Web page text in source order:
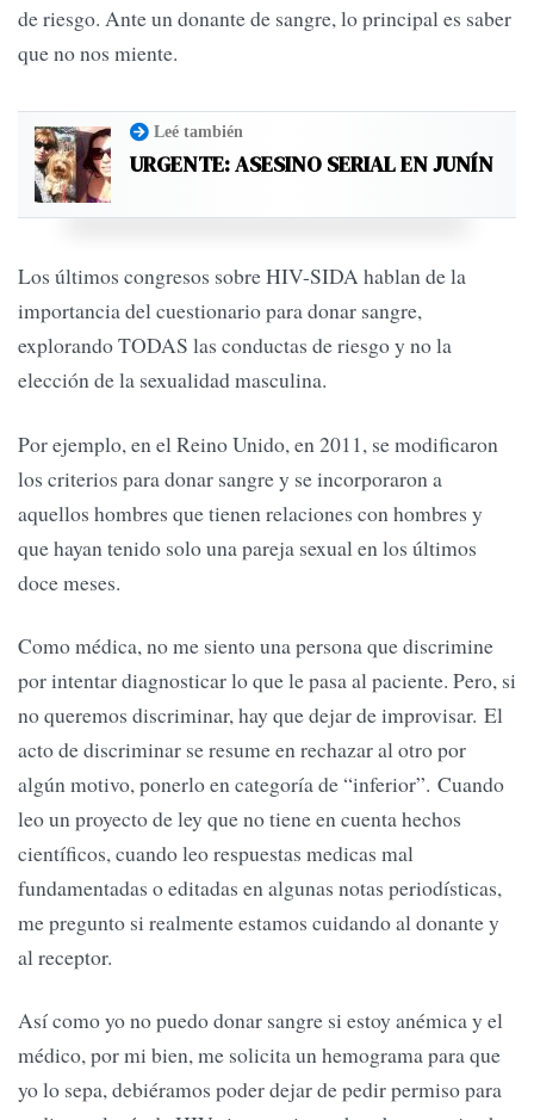
de riesgo. Ante un donante de sangre, lo principal es saber
que no nos miente.
Leé también
URGENTE: ASESINO SERIAL EN JUNÍN
Los últimos congresos sobre HIV-SIDA hablan de la
importancia del cuestionario para donar sangre,
explorando TODAS las conductas de riesgo y no la
elección de la sexualidad masculina.
Por ejemplo, en el Reino Unido, en 2011, se modificaron
los criterios para donar sangre y se incorporaron a
aquellos hombres que tienen relaciones con hombres y
que hayan tenido solo una pareja sexual en los últimos
doce meses.
Como médica, no me siento una persona que discrimine
por intentar diagnosticar lo que le pasa al paciente. Pero, si
no queremos discriminar, hay que dejar de improvisar. El
acto de discriminar se resume en rechazar al otro por
algún motivo, ponerlo en categoría de “inferior”. Cuando
leo un proyecto de ley que no tiene en cuenta hechos
científicos, cuando leo respuestas medicas mal
fundamentadas o editadas en algunas notas periodísticas,
me pregunto si realmente estamos cuidando al donante y
al receptor.
Así como yo no puedo donar sangre si estoy anémica y el
médico, por mi bien, me solicita un hemograma para que
yo lo sepa, debiéramos poder dejar de pedir permiso para